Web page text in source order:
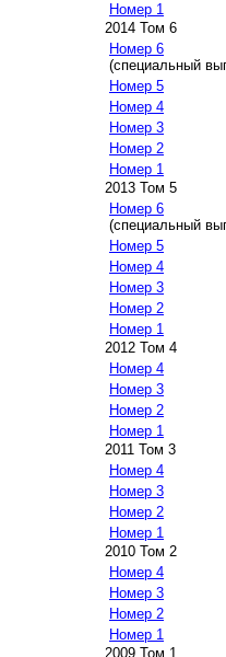
Номер 1
2014 Том 6
Номер 6
(специальный
Номер 5
Номер 4
Номер 3
Номер 2
Номер 1
2013 Том 5
Номер 6
(специальный
Номер 5
Номер 4
Номер 3
Номер 2
Номер 1
2012 Том 4
Номер 4
Номер 3
Номер 2
Номер 1
2011 Том 3
Номер 4
Номер 3
Номер 2
Номер 1
2010 Том 2
Номер 4
Номер 3
Номер 2
Номер 1
2009 Том 1